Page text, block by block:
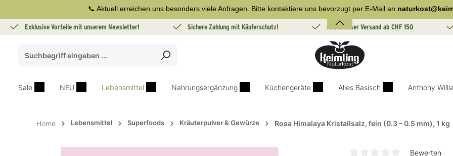
Zur Hauptnavigation springen📞 Aktuell erreichen uns besonders viele Anfragen. Bitte kontaktiere uns bevorzugt per E-Mail an
Exklusive Vorteile mit unserem Newsletter! Sichere Zahlung mit Käuferschutz! Kostenloser Versand ab CHF 150
Sale NEU Lebensmittel Nahrungsergänzung Küchengeräte Alles Basisch Anthony
Home Lebensmittel Superfoods Kräuterpulver & Gewürze Rosa Himalaya Kristallsalz, fein (0.3 – 0.5 mm), 1 kg
Bewerten